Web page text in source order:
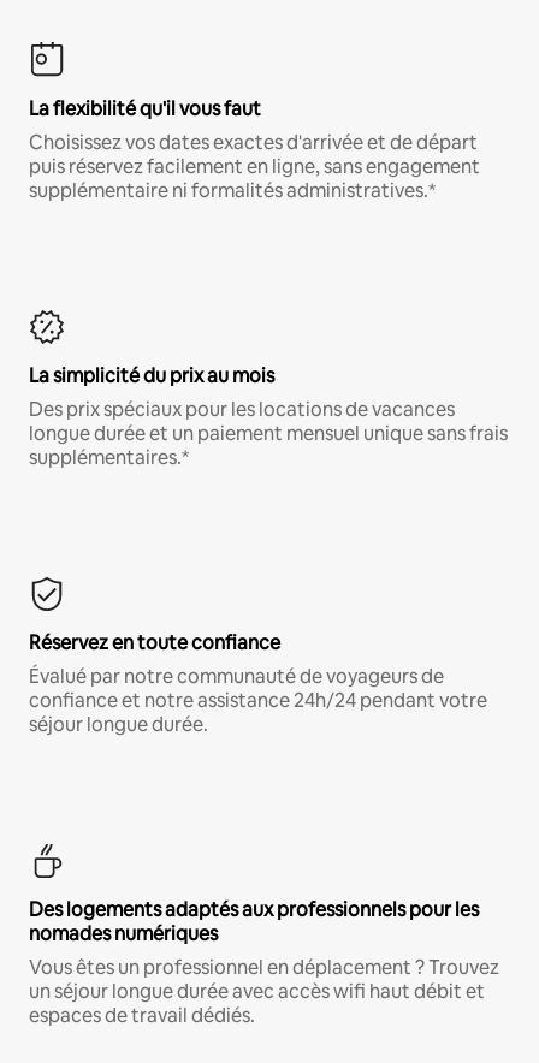
La flexibilité qu'il vous faut
Choisissez vos dates exactes d'arrivée et de départ
puis réservez facilement en ligne, sans engagement
supplémentaire ni formalités administratives.*
La simplicité du prix au mois
Des prix spéciaux pour les locations de vacances
longue durée et un paiement mensuel unique sans frais
supplémentaires.*
Réservez en toute confiance
Évalué par notre communauté de voyageurs de
confiance et notre assistance 24h/24 pendant votre
séjour longue durée.
Des logements adaptés aux professionnels pour les
nomades numériques
Vous êtes un professionnel en déplacement ? Trouvez
un séjour longue durée avec accès wifi haut débit et
espaces de travail dédiés.